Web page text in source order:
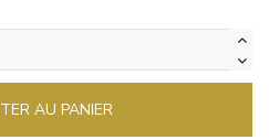
AU PANIER